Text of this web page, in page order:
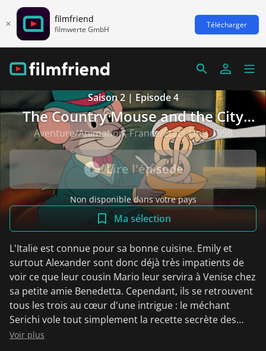
filmfriend
filmwerte GmbH Télécharger
Saison 2 | Episode 4
The Country Mouse and the City
Mouse Adventures
Aventure/Animation, France/États-Unis 1998
Lire l'épisode
Non disponible dans votre pays
Ma sélection
L'Italie est connue pour sa bonne cuisine. Emily et
surtout Alexander sont donc déjà très impatients de
voir ce que leur cousin Mario leur servira à Venise chez
sa petite amie Benedetta. Cependant, ils se retrouvent
tous les trois au cœur d'une intrigue : le méchant
Serichi vole tout simplement la recette secrète des
parents de Benedetta afin de préparer le plat le plus
Voir plus